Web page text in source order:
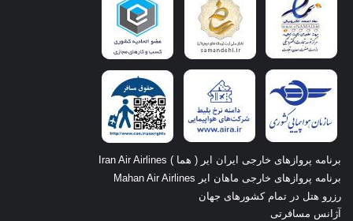
برنامه پروازهای خارجی ایران ایر ( هما ) Iran Air Airlines
برنامه پروازهای خارجی ماهان ایر Mahan Air Airlines
رزرو هتل در تمام کشورهای جهان
آژانس مسافرتی